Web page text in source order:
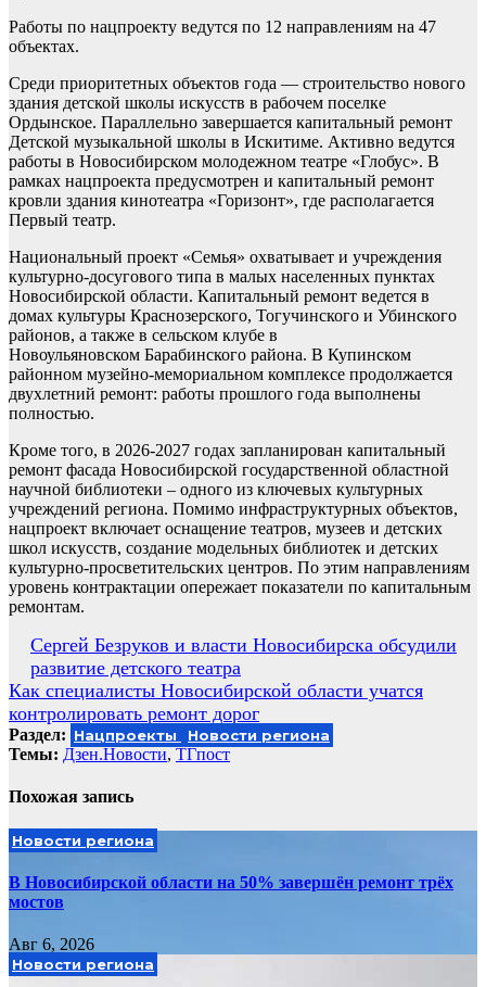
Работы по нацпроекту ведутся по 12 направлениям на 47
объектах.
Среди приоритетных объектов года — строительство нового
здания детской школы искусств в рабочем поселке
Ордынское. Параллельно завершается капитальный ремонт
Детской музыкальной школы в Искитиме. Активно ведутся
работы в Новосибирском молодежном театре «Глобус». В
рамках нацпроекта предусмотрен и капитальный ремонт
кровли здания кинотеатра «Горизонт», где располагается
Первый театр.
Национальный проект «Семья» охватывает и учреждения
культурно‑досугового типа в малых населенных пунктах
Новосибирской области. Капитальный ремонт ведется в
домах культуры Краснозерского, Тогучинского и Убинского
районов, а также в сельском клубе в
Новоульяновском Барабинского района. В Купинском
районном музейно‑мемориальном комплексе продолжается
двухлетний ремонт: работы прошлого года выполнены
полностью.
Кроме того, в 2026-2027 годах запланирован капитальный
ремонт фасада Новосибирской государственной областной
научной библиотеки – одного из ключевых культурных
учреждений региона. Помимо инфраструктурных объектов,
нацпроект включает оснащение театров, музеев и детских
школ искусств, создание модельных библиотек и детских
культурно‑просветительских центров. По этим направлениям
уровень контрактации опережает показатели по капитальным
ремонтам.
Навигация
по
записям
Сергей Безруков и власти Новосибирска обсудили
развитие детского театра
Как специалисты Новосибирской области учатся
контролировать ремонт дорог
Раздел: Нацпроекты Новости региона
Темы: Дзен.Новости, ТГпост
Похожая запись
Новости региона
В Новосибирской области на 50% завершён ремонт трёх
мостов
Авг 6, 2026
Новости региона